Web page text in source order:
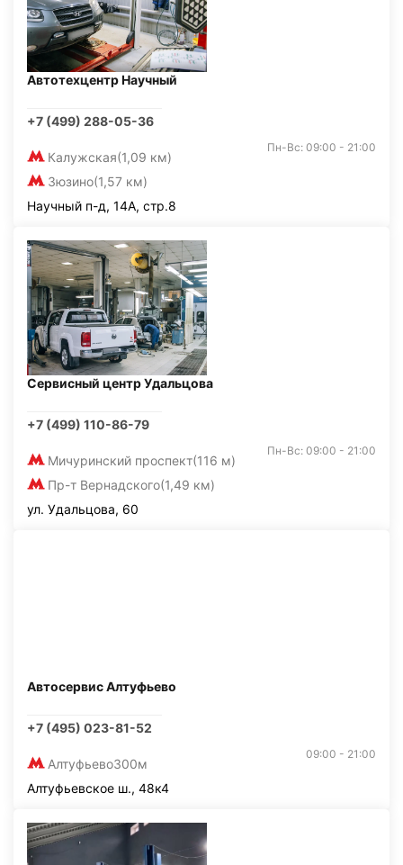
Автотехцентр Научный
+7 (499) 288-05-36
Калужская(1,09 км)
Зюзино(1,57 км)
Пн-Вс: 09:00 - 21:00
Научный п-д, 14А, стр.8
Сервисный центр Удальцова
+7 (499) 110-86-79
Мичуринский проспект(116 м)
Пр-т Вернадского(1,49 км)
Пн-Вс: 09:00 - 21:00
ул. Удальцова, 60
Автосервис Алтуфьево
+7 (495) 023-81-52
Алтуфьево300м
09:00 - 21:00
Алтуфьевское ш., 48к4